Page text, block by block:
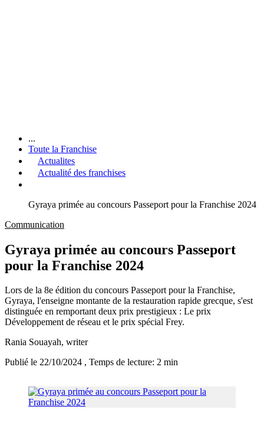
...
Toute la Franchise
Actualites
Actualité des franchises
Gyraya primée au concours Passeport pour la Franchise 2024
Communication
Gyraya primée au concours Passeport
pour la Franchise 2024
Lors de la 8e édition du concours Passeport pour la Franchise,
Gyraya, l'enseigne montante de la restauration rapide grecque, s'est
distinguée en remportant deux prix prestigieux : Le prix
Développement de réseau et le prix spécial Frey.
Rania Souayah, writer
Publié le 22/10/2024 , Temps de lecture: 2 min